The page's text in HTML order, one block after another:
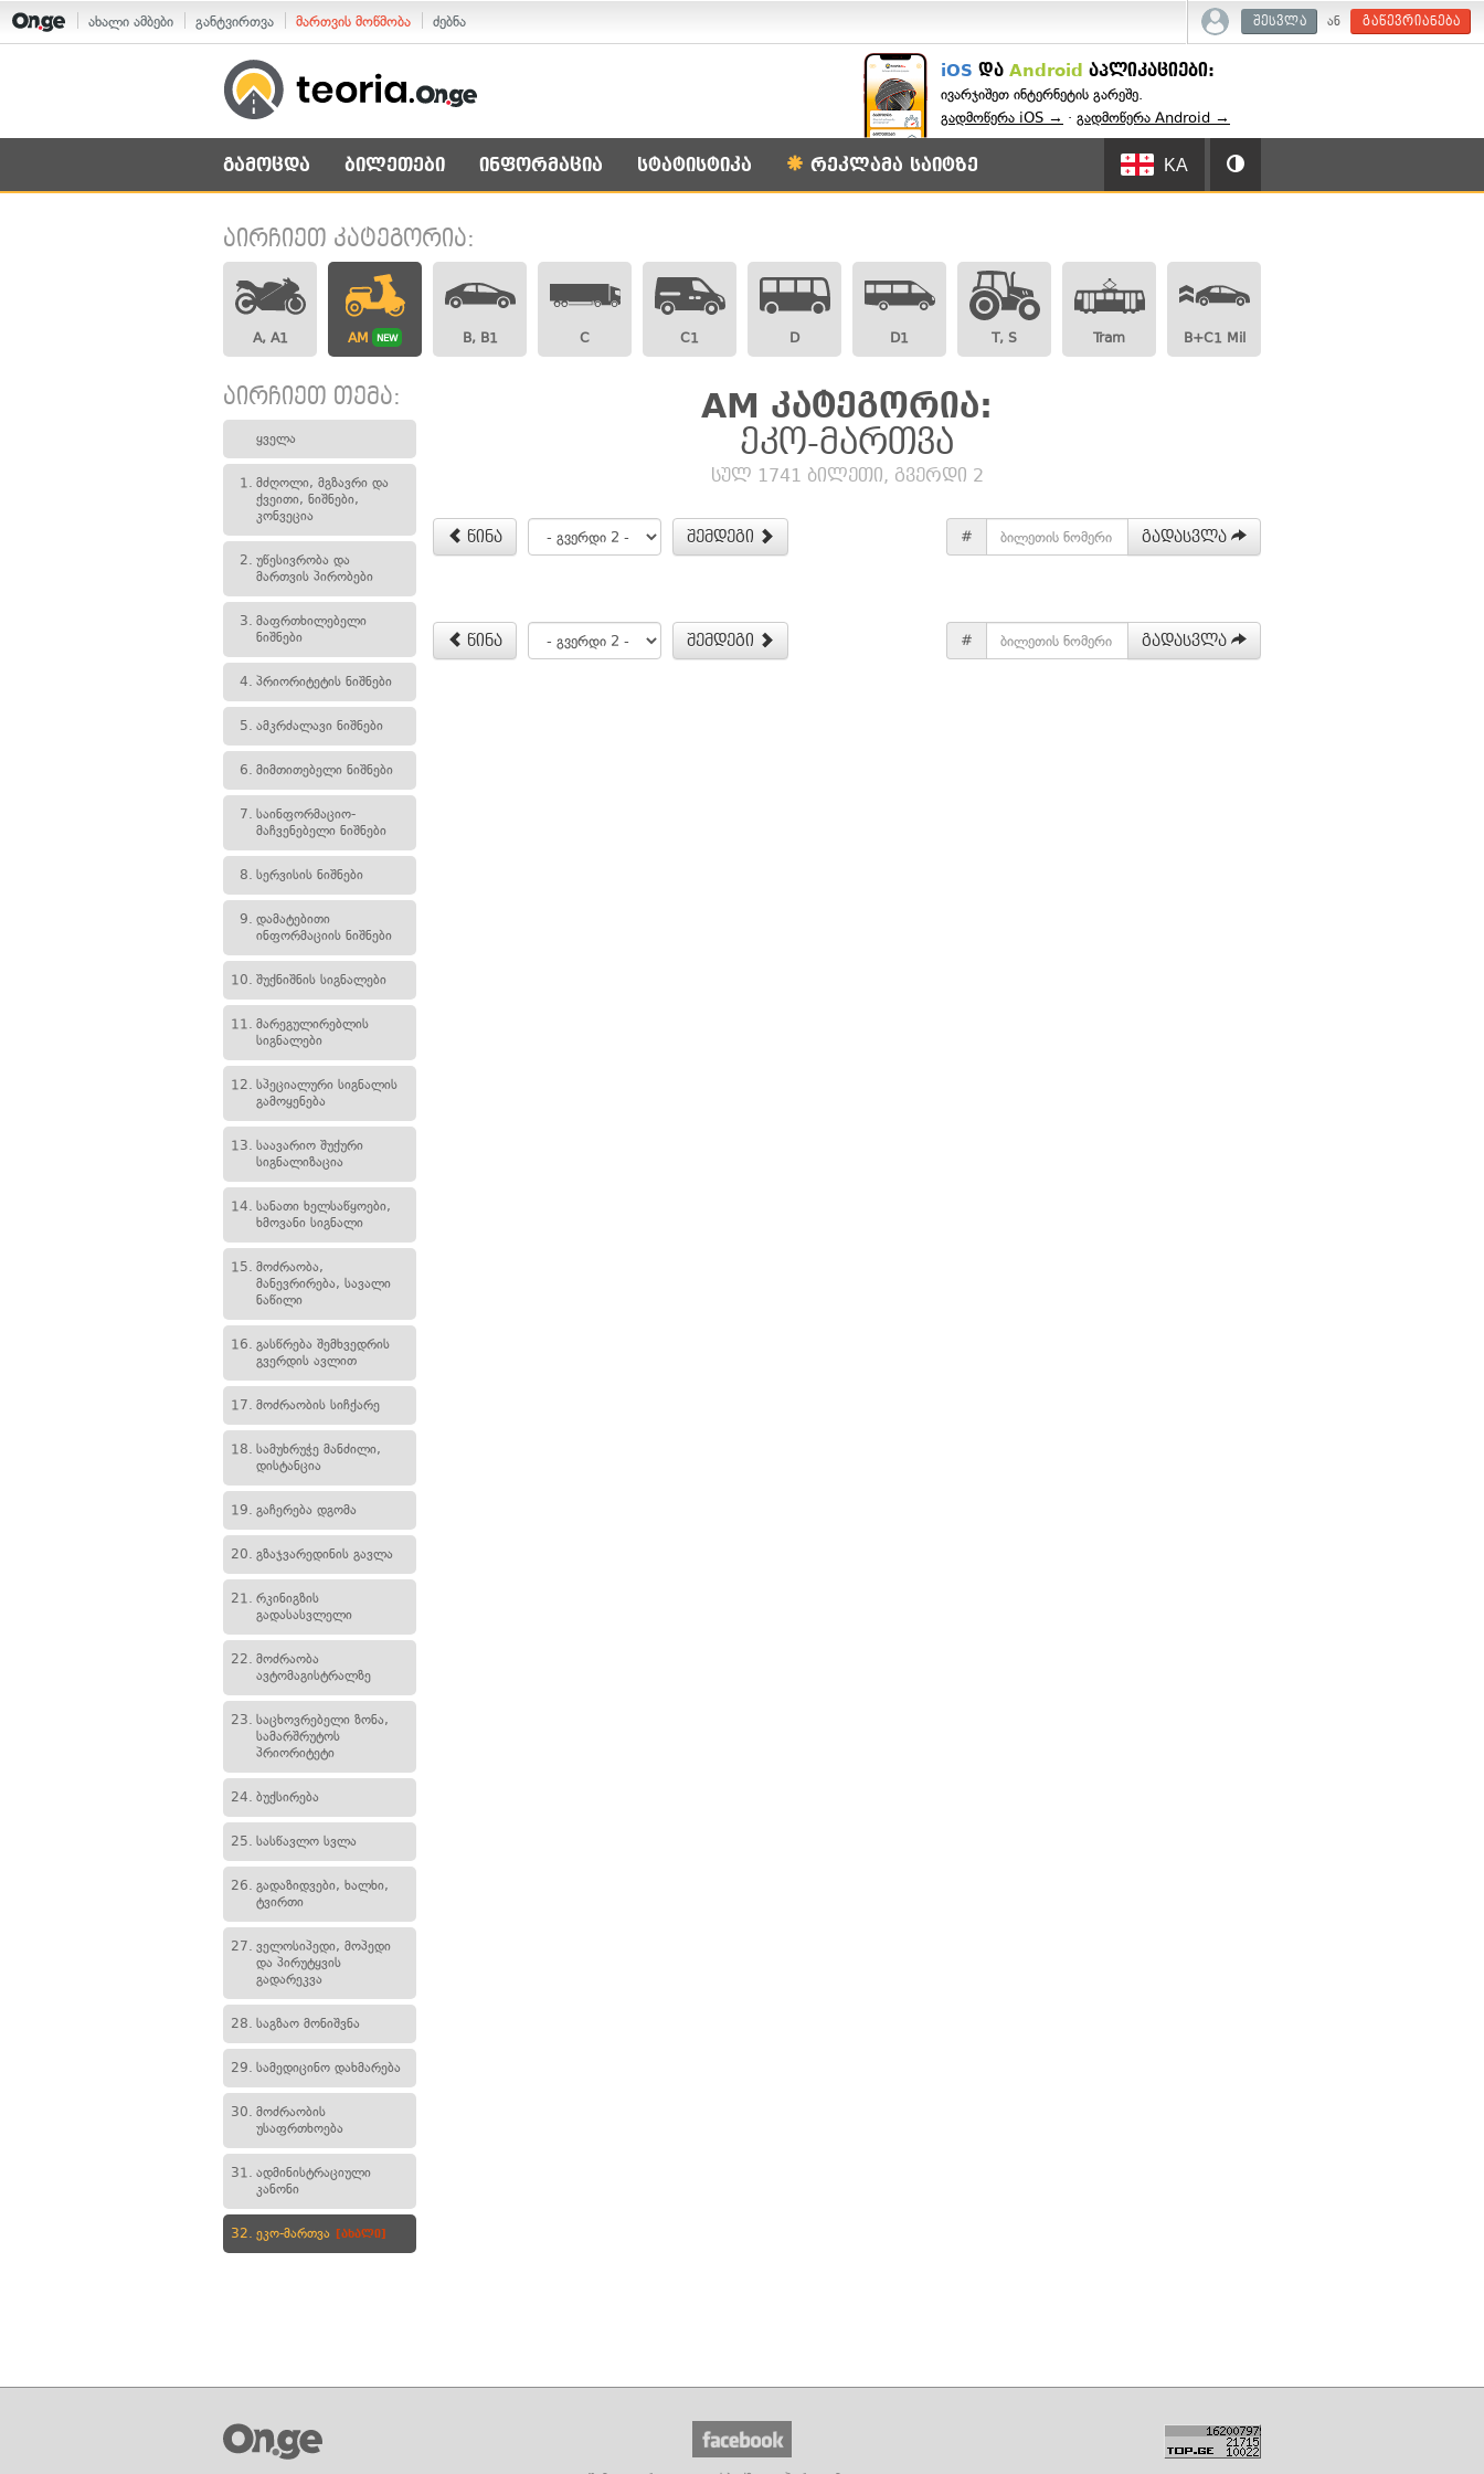
ახალი ამბები განტვირთვა მართვის მოწმობა ძებნა შესვლა ან გაწევრიანება
iOS და Android აპლიკაციები:
ივარჯიშეთ ინტერნეტის გარეშე.
გადმოწერა iOS → · გადმოწერა Android →
გამოცდა ბილეთები ინფორმაცია სტატისტიკა რეკლამა საიტზე KA
აირჩიეთ კატეგორია:
A, A1 AM NEW B, B1 C C1 D D1 T, S Tram B+C1 Mil
აირჩიეთ თემა:
ყველა
1. მძღოლი, მგზავრი და
ქვეითი, ნიშნები,
კონვეცია
2. უწესივრობა და
მართვის პირობები
3. მაფრთხილებელი
ნიშნები
4. პრიორიტეტის ნიშნები
5. ამკრძალავი ნიშნები
6. მიმთითებელი ნიშნები
7. საინფორმაციო-
მაჩვენებელი ნიშნები
8. სერვისის ნიშნები
9. დამატებითი
ინფორმაციის ნიშნები
10. შუქნიშნის სიგნალები
11. მარეგულირებლის
სიგნალები
12. სპეციალური სიგნალის
გამოყენება
13. საავარიო შუქური
სიგნალიზაცია
14. სანათი ხელსაწყოები,
ხმოვანი სიგნალი
15. მოძრაობა,
მანევრირება, სავალი
ნაწილი
16. გასწრება შემხვედრის
გვერდის ავლით
17. მოძრაობის სიჩქარე
18. სამუხრუჭე მანძილი,
დისტანცია
19. გაჩერება დგომა
20. გზაჯვარედინის გავლა
21. რკინიგზის
გადასასვლელი
22. მოძრაობა
ავტომაგისტრალზე
23. საცხოვრებელი ზონა,
სამარშრუტოს
პრიორიტეტი
24. ბუქსირება
25. სასწავლო სვლა
26. გადაზიდვები, ხალხი,
ტვირთი
27. ველოსიპედი, მოპედი
და პირუტყვის
გადარეკვა
28. საგზაო მონიშვნა
29. სამედიცინო დახმარება
30. მოძრაობის
უსაფრთხოება
31. ადმინისტრაციული
კანონი
32. ეკო-მართვა [ახალი]
AM კატეგორია:
ეკო-მართვა
სულ 1741 ბილეთი, გვერდი 2
წინა შემდეგი # გადასვლა
წინა შემდეგი # გადასვლა